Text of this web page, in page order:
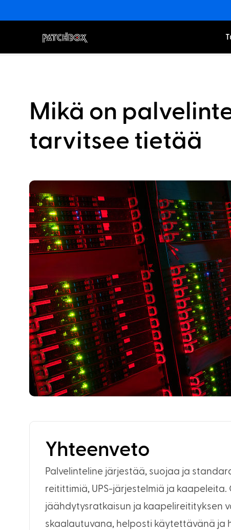
Mikä on
tarvitsee tietää
Yhteenveto
Palvelinteline järjestää, suojaa ja
reitittimiä, UPS-järjestelmiä ja
jäähdytysratkaisun ja kaapelireitityksen
skaalautuvana, helposti käytettävänä ja